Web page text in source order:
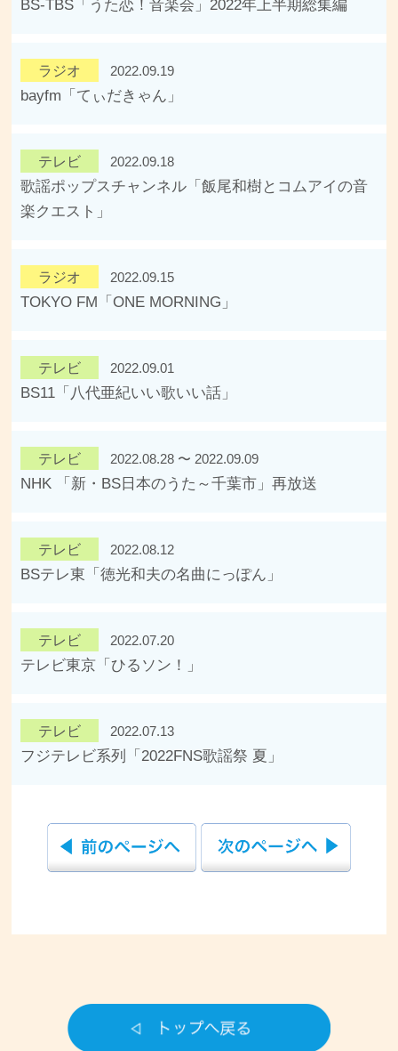
BS-TBS「うた恋！音楽会」2022年上半期総集編
ラジオ 2022.09.19
bayfm「てぃだきゃん」
テレビ 2022.09.18
歌謡ポップスチャンネル「飯尾和樹とコムアイの音
楽クエスト」
ラジオ 2022.09.15
TOKYO FM「ONE MORNING」
テレビ 2022.09.01
BS11「八代亜紀いい歌いい話」
テレビ 2022.08.28 〜 2022.09.09
NHK 「新・BS日本のうた～千葉市」再放送
テレビ 2022.08.12
BSテレ東「徳光和夫の名曲にっぽん」
テレビ 2022.07.20
テレビ東京「ひるソン！」
テレビ 2022.07.13
フジテレビ系列「2022FNS歌謡祭 夏」